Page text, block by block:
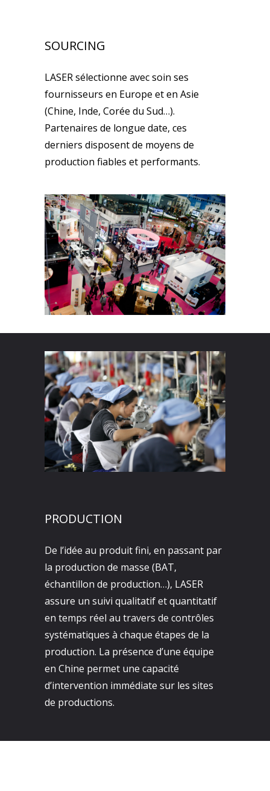
SOURCING
LASER sélectionne avec soin ses
fournisseurs en Europe et en Asie
(Chine, Inde, Corée du Sud…).
Partenaires de longue date, ces
derniers disposent de moyens de
production fiables et performants.
PRODUCTION
De l’idée au produit fini, en passant par
la production de masse (BAT,
échantillon de production…), LASER
assure un suivi qualitatif et quantitatif
en temps réel au travers de contrôles
systématiques à chaque étapes de la
production. La présence d’une équipe
en Chine permet une capacité
d’intervention immédiate sur les sites
de productions.